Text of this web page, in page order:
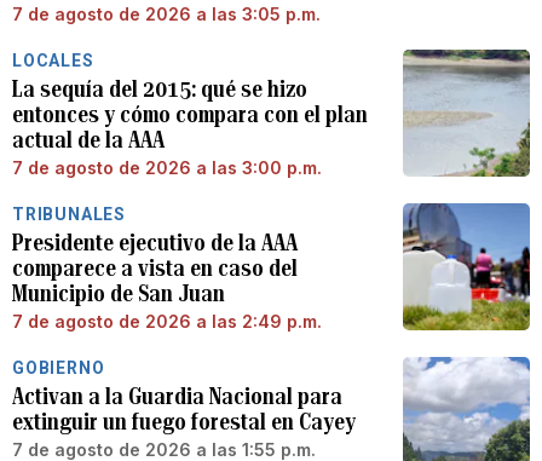
7 de agosto de 2026 a las 3:05 p.m.
LOCALES
La sequía del 2015: qué se hizo
entonces y cómo compara con el plan
actual de la AAA
7 de agosto de 2026 a las 3:00 p.m.
TRIBUNALES
Presidente ejecutivo de la AAA
comparece a vista en caso del
Municipio de San Juan
7 de agosto de 2026 a las 2:49 p.m.
GOBIERNO
Activan a la Guardia Nacional para
extinguir un fuego forestal en Cayey
7 de agosto de 2026 a las 1:55 p.m.